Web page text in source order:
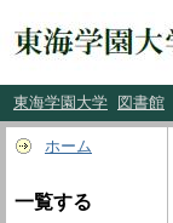
東海学園大学 図書館
ホーム
一覧する